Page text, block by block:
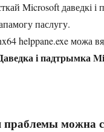
Microsoft даведкі і
паслугу.
helppane.exe можа
і падтрымка
можна